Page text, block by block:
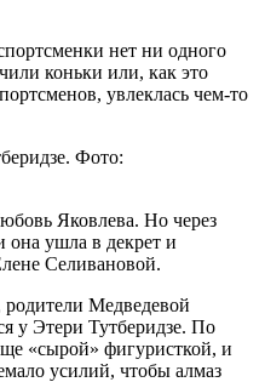
нет ни одного
коньки или, как это
увлеклась чем-то
Фото:
Яковлева. Но через
ушла в декрет и
Селивановой.
родители Медведевой
у Этери Тутберидзе. По
«сырой» фигуристкой, и
усилий, чтобы алмаз